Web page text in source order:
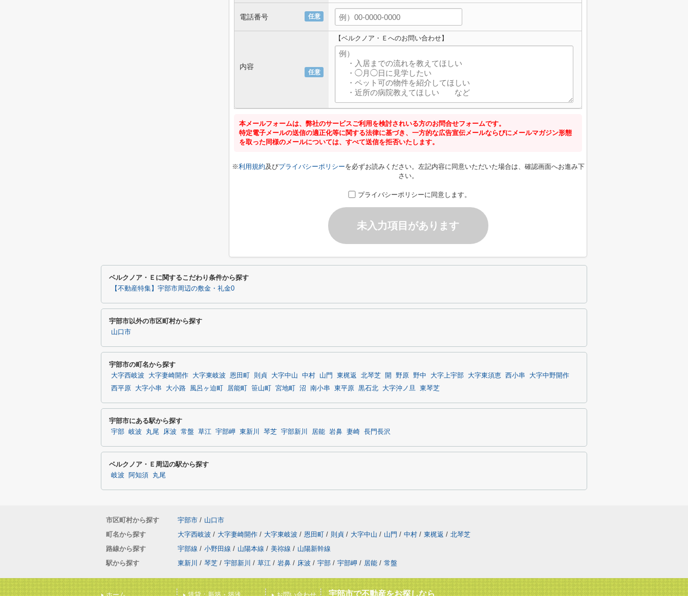
任意
電話番号
任意
内容
【ベルクノア・Ｅへのお問い合わせ】
本メールフォームは、弊社のサービスご利用を検討されいる方のお問合せフォームです。
特定電子メールの送信の適正化等に関する法律に基づき、一方的な広告宣伝メールならびにメールマガジン形態
を取った同様のメールについては、すべて送信を拒否いたします。
※利用規約及びプライバシーポリシーを必ずお読みください。左記内容に同意いただいた場合は、確認画面へお進み下
さい。
プライバシーポリシーに同意します。
未入力項目があります
ベルクノア・Ｅに関するこだわり条件から探す
【不動産特集】宇部市周辺の敷金・礼金0
宇部市以外の市区町村から探す
山口市
宇部市の町名から探す
大字西岐波 大字妻崎開作 大字東岐波 恩田町 則貞 大字中山 中村 山門 東梶返 北琴芝 開 野原 野中 大字上宇部 大字東須恵 西小串
大字中野開作
西平原
大字小串 大小路 風呂ヶ迫町 居能町 笹山町 宮地町 沼 南小串 東平原 黒石北 大字沖ノ旦 東琴芝
宇部市にある駅から探す
宇部 岐波 丸尾 床波 常盤 草江 宇部岬 東新川 琴芝 宇部新川 居能 岩鼻 妻崎 長門長沢
ベルクノア・Ｅ周辺の駅から探す
岐波 阿知須 丸尾
市区町村から探す 宇部市 / 山口市
町名から探す
大字西岐波 / 大字妻崎開作 / 大字東岐波 / 恩田町 / 則貞 / 大字中山 / 山門 / 中村 / 東梶返 / 北琴芝
路線から探す
宇部線 / 小野田線 / 山陽本線 / 美祢線 / 山陽新幹線
駅から探す
東新川 / 琴芝 / 宇部新川 / 草江 / 岩鼻 / 床波 / 宇部 / 宇部岬 / 居能 / 常盤
宇部市で不動産をお探しなら